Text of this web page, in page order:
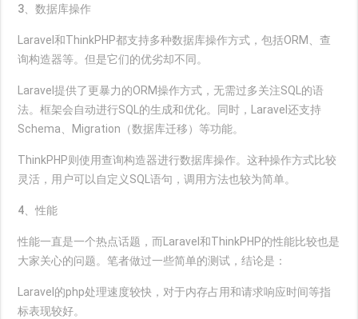
3、数据库操作
Laravel和ThinkPHP都支持多种数据库操作方式，包括ORM、查
询构造器等。但是它们的优劣却不同。
Laravel提供了更暴力的ORM操作方式，无需过多关注SQL的语
法。框架会自动进行SQL的生成和优化。同时，Laravel还支持
Schema、Migration（数据库迁移）等功能。
ThinkPHP则使用查询构造器进行数据库操作。这种操作方式比较
灵活，用户可以自定义SQL语句，调用方法也较为简单。
4、性能
性能一直是一个热点话题，而Laravel和ThinkPHP的性能比较也是
大家关心的问题。笔者做过一些简单的测试，结论是：
Laravel的php处理速度较快，对于内存占用和请求响应时间等指
标表现较好。